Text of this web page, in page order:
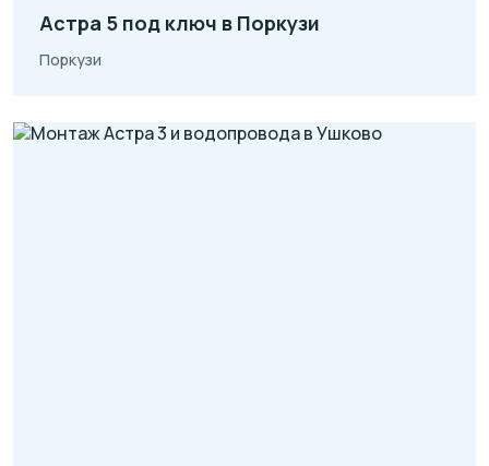
Астра 5 под ключ в Поркузи
Поркузи